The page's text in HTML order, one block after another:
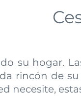
su hogar.
rincón de
necesite,